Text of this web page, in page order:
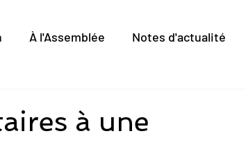
À l'Assemblée Notes d'actualité
à une